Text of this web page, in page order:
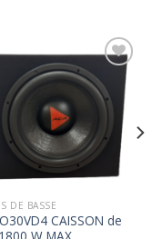
Ajouter
wishlist
DE BASSE
CAISSON de